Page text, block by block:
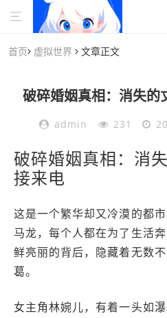
首页 虚拟世界 文章正文
破碎婚姻真相：消失的
admin 231
破碎婚姻真相：消
接来电
这是一个繁华却又冷漠的都
马龙，每个人都在为了生活
鲜亮丽的背后，隐藏着无数
葛。
女主角林婉儿，有着一头如